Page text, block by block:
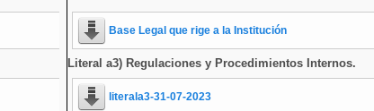
Base Legal que rige a la Institución
Literal a3) Regulaciones y Procedimientos Internos.
literala3-31-07-2023